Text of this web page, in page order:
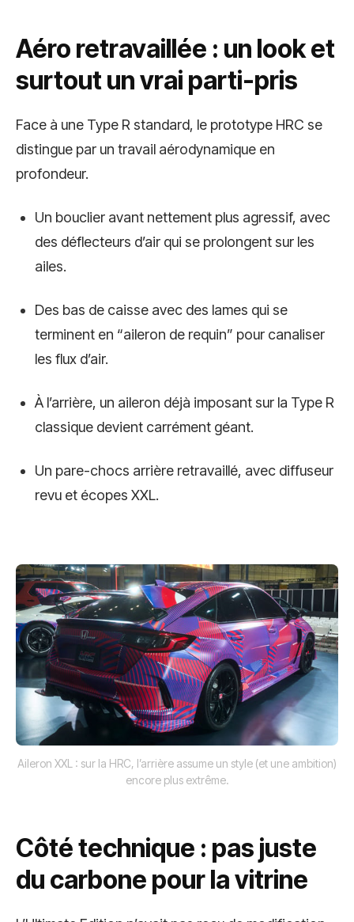
Aéro retravaillée : un look et
surtout un vrai parti-pris
Face à une Type R standard, le prototype HRC se
distingue par un travail aérodynamique en
profondeur.
Un bouclier avant nettement plus agressif, avec
des déflecteurs d’air qui se prolongent sur les
ailes.
Des bas de caisse avec des lames qui se
terminent en “aileron de requin” pour canaliser
les flux d’air.
À l’arrière, un aileron déjà imposant sur la Type R
classique devient carrément géant.
Un pare-chocs arrière retravaillé, avec diffuseur
revu et écopes XXL.
Aileron XXL : sur la HRC, l’arrière assume un style (et une ambition)
encore plus extrême.
Côté technique : pas juste
du carbone pour la vitrine